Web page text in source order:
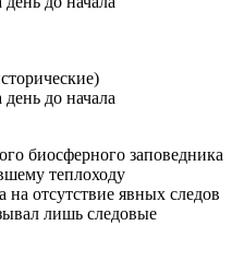
до начала
биосферного заповедника
теплоходу
отсутствие явных следов
лишь следовые